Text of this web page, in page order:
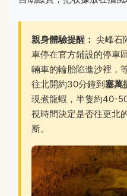
親身體驗提醒： 尖峰石
車停在官方鋪設的停車
輛車的輪胎陷進沙裡，
往北開約30分鐘到 塞萬
現煮龍蝦，半隻約40-
視時間決定是否往更北
斯。